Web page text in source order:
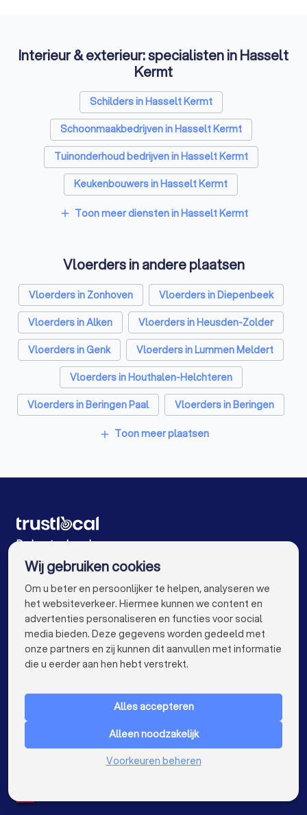
Interieur & exterieur: specialisten in Hasselt
Kermt
Schilders in Hasselt Kermt
Schoonmaakbedrijven in Hasselt Kermt
Tuinonderhoud bedrijven in Hasselt Kermt
Keukenbouwers in Hasselt Kermt
add Toon meer diensten in Hasselt Kermt
Vloerders in andere plaatsen
Vloerders in Zonhoven
Vloerders in Diepenbeek
Vloerders in Alken
Vloerders in Heusden-Zolder
Vloerders in Genk
Vloerders in Lummen Meldert
Vloerders in Houthalen-Helchteren
Vloerders in Beringen Paal
Vloerders in Beringen
Vloerders in Beringen Koersel
Vloerders in Aalst
Vloerders in Kortrijk
Vloerders in Hasselt
Vloerders in Sint-Niklaas
Vloerders in Beveren
Vloerders in Dendermonde
Vloerders in Turnhout
Vloerders in Dilbeek
Vloerders in Heist-op-den-Berg
Vloerders in Brasschaat
Vloerders in de buurt
add Toon meer plaatsen
De beste vloerders voor u
VOOR PARTICULIEREN keyboard_arrow_down
Nederland
Wij gebruiken cookies
Om u beter en persoonlijker te helpen, analyseren we
het websiteverkeer. Hiermee kunnen we content en
advertenties personaliseren en functies voor social
media bieden. Deze gegevens worden gedeeld met
onze partners en zij kunnen dit aanvullen met informatie
die u eerder aan hen hebt verstrekt.
Alles accepteren
Alleen noodzakelijk
Voorkeuren beheren